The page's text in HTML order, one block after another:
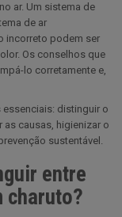
ar. Um sistema de
de ar
incorreto podem ser
Os conselhos que
lo corretamente e,
distinguir o
causas, higienizar o
sustentável.
entre
charuto?